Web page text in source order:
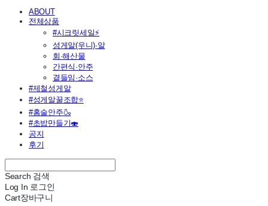
ABOUT
전체상품
#시크릿세일⚡
성게알(우니)·알
회·해산물
간편식·안주
곁들임·소스
#제철성게알
#성게알꿀조합⭐
#홈술안주🍶
#초밥만들기🍣
공지
후기
Search 검색
Log In 로그인
Cart장바구니